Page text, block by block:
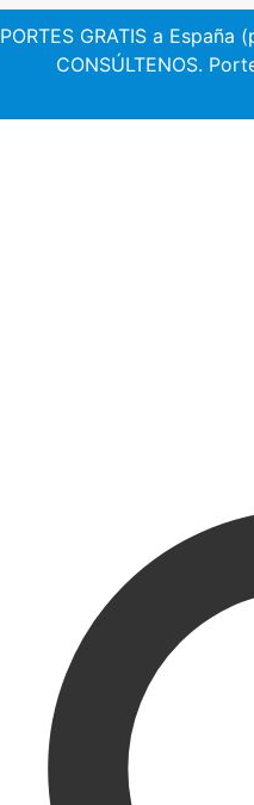
PORTES GRATIS a
CONSÚLTENOS.